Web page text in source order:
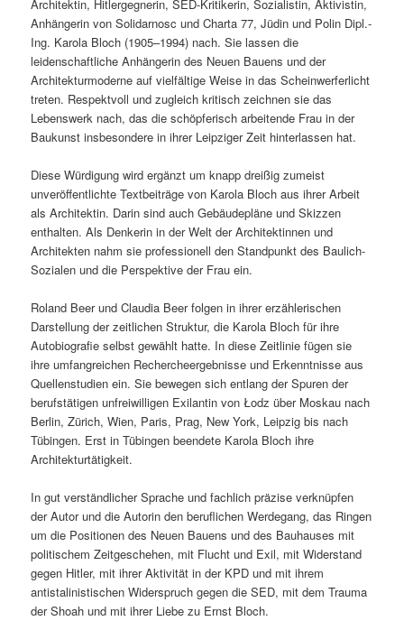
Architektin, Hitlergegnerin, SED-Kritikerin, Sozialistin, Aktivistin,
Anhängerin von Solidarnosc und Charta 77, Jüdin und Polin Dipl.-
Ing. Karola Bloch (1905–1994) nach. Sie lassen die
leidenschaftliche Anhängerin des Neuen Bauens und der
Architekturmoderne auf vielfältige Weise in das Scheinwerferlicht
treten. Respektvoll und zugleich kritisch zeichnen sie das
Lebenswerk nach, das die schöpferisch arbeitende Frau in der
Baukunst insbesondere in ihrer Leipziger Zeit hinterlassen hat.
Diese Würdigung wird ergänzt um knapp dreißig zumeist
unveröffentlichte Textbeiträge von Karola Bloch aus ihrer Arbeit
als Architektin. Darin sind auch Gebäudepläne und Skizzen
enthalten. Als Denkerin in der Welt der Architektinnen und
Architekten nahm sie professionell den Standpunkt des Baulich-
Sozialen und die Perspektive der Frau ein.
Roland Beer und Claudia Beer folgen in ihrer erzählerischen
Darstellung der zeitlichen Struktur, die Karola Bloch für ihre
Autobiografie selbst gewählt hatte. In diese Zeitlinie fügen sie
ihre umfangreichen Rechercheergebnisse und Erkenntnisse aus
Quellenstudien ein. Sie bewegen sich entlang der Spuren der
berufstätigen unfreiwilligen Exilantin von Łodz über Moskau nach
Berlin, Zürich, Wien, Paris, Prag, New York, Leipzig bis nach
Tübingen. Erst in Tübingen beendete Karola Bloch ihre
Architekturtätigkeit.
In gut verständlicher Sprache und fachlich präzise verknüpfen
der Autor und die Autorin den beruflichen Werdegang, das Ringen
um die Positionen des Neuen Bauens und des Bauhauses mit
politischem Zeitgeschehen, mit Flucht und Exil, mit Widerstand
gegen Hitler, mit ihrer Aktivität in der KPD und mit ihrem
antistalinistischen Widerspruch gegen die SED, mit dem Trauma
der Shoah und mit ihrer Liebe zu Ernst Bloch.